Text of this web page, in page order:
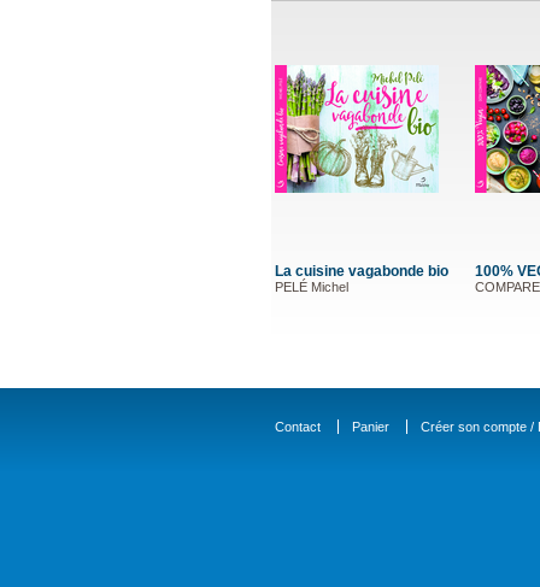
La cuisine vagabonde bio
PELÉ Michel
100%
Contact Panier Créer son compte /